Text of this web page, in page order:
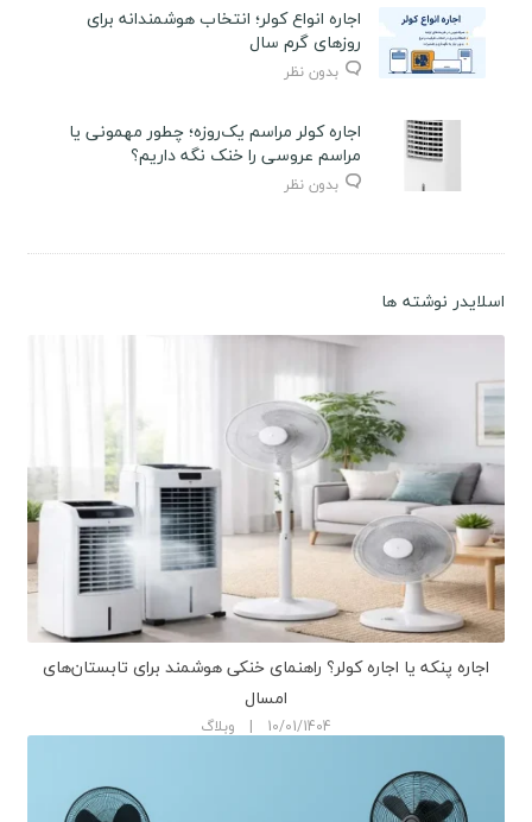
اجاره انواع کولر؛ انتخاب هوشمندانه برای
روزهای گرم سال
بدون نظر
اجاره کولر مراسم یک‌روزه؛ چطور مهمونی یا
مراسم عروسی را خنک نگه داریم؟
بدون نظر
اسلایدر نوشته ها
اجاره پنکه یا اجاره کولر؟ راهنمای خنکی هوشمند برای تابستان‌های
امسال
10/01/1404 | وبلاگ